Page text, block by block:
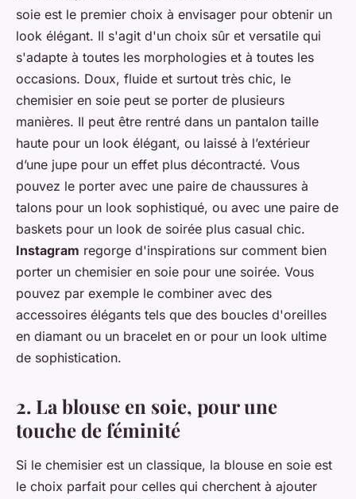
soie est le premier choix à envisager pour obtenir un
look élégant. Il s'agit d'un choix sûr et versatile qui
s'adapte à toutes les morphologies et à toutes les
occasions. Doux, fluide et surtout très chic, le
chemisier en soie peut se porter de plusieurs
manières. Il peut être rentré dans un pantalon taille
haute pour un look élégant, ou laissé à l’extérieur
d’une jupe pour un effet plus décontracté. Vous
pouvez le porter avec une paire de chaussures à
talons pour un look sophistiqué, ou avec une paire de
baskets pour un look de soirée plus casual chic.
Instagram regorge d'inspirations sur comment bien
porter un chemisier en soie pour une soirée. Vous
pouvez par exemple le combiner avec des
accessoires élégants tels que des boucles d'oreilles
en diamant ou un bracelet en or pour un look ultime
de sophistication.
2. La blouse en soie, pour une
touche de féminité
Si le chemisier est un classique, la blouse en soie est
le choix parfait pour celles qui cherchent à ajouter